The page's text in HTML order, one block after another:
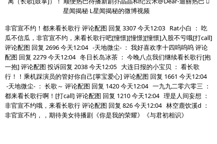
星闻揭秘 L星闻揭秘的微博视频 ​
非官宣不约！都来看长歌行 评论配图 回复 3307 今天12:03 Rat小白 ： 吃
瓜不信瓜，非官宣不约，来看长歌行吧[憧憬][憧憬][憧憬]入股不亏哦[打call]
评论配图 回复 2696 今天12:04 -天地微尘- ： 我好喜欢李十四呜呜呜 评论
配图 回复 2279 今天12:04 冬日长岛冰茶 ： 今晚八点我们继续看长歌行[抱
一抱] 评论配图 投诉回复 2038 今天12:05 大连日报的小宝贝 ： 看长歌
行！！乘机踩演员的管好你自己[掌宝爱心] 评论配图 回复 1661 今天12:04
-天地微尘- ： 长歌～ 评论配图 回复 1420 今天12:04 一九九二零六零三 ：
都来看长歌行啊！[打call] 评论配图 回复 1210 今天12:04 理是人间妄想 ：
非官宣不约哦，来看长歌行 评论配图 回复 826 今天12:04 林空鹿饮溪d ：
非官宣不约，，期待美女待播剧《你是我的荣耀》《与君初相识》